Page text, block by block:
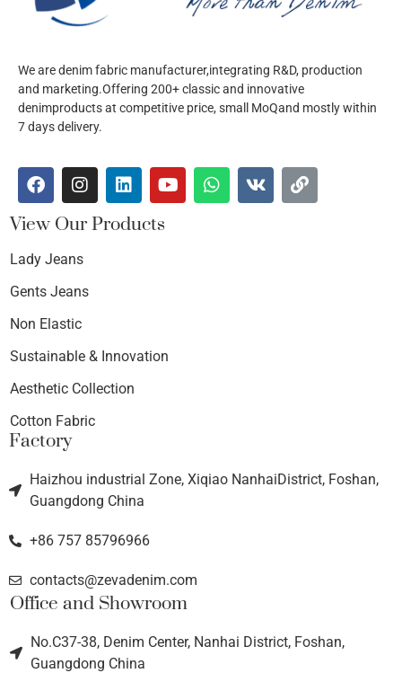
We are denim fabric manufacturer,integrating R&D, production
and marketing.Offering 200+ classic and innovative
denimproducts at competitive price, small MoQand mostly within
7 days delivery.
View Our Products
Lady Jeans
Gents Jeans
Non Elastic
Sustainable & Innovation
Aesthetic Collection
Cotton Fabric
Factory
Haizhou industrial Zone, Xiqiao NanhaiDistrict, Foshan,
Guangdong China
+86 757 85796966
contacts@zevadenim.com
Office and Showroom
No.C37-38, Denim Center, Nanhai District, Foshan,
Guangdong China